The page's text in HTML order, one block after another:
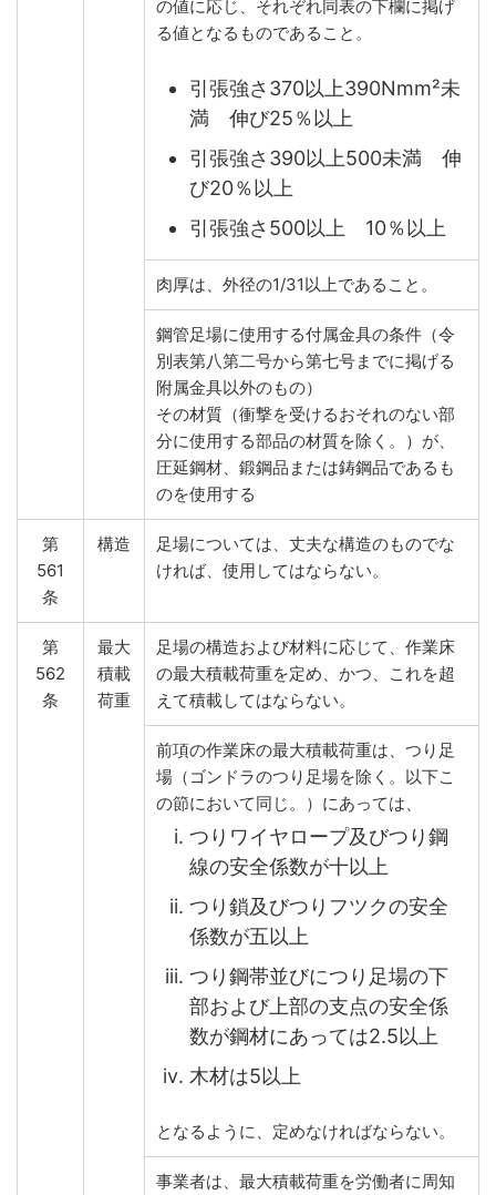
の値に応じ、それぞれ同表の下欄に掲げ
る値となるものであること。
引張強さ370以上390Nmm²未
満 伸び25％以上
引張強さ390以上500未満 伸
び20％以上
引張強さ500以上 10％以上
肉厚は、外径の1/31以上であること。
鋼管足場に使用する付属金具の条件（令
別表第八第二号から第七号までに掲げる
附属金具以外のもの）
その材質（衝撃を受けるおそれのない部
分に使用する部品の材質を除く。）が、
圧延鋼材、鍛鋼品または鋳鋼品であるも
のを使用する
第
561
条
構造
足場については、丈夫な構造のものでな
ければ、使用してはならない。
第
562
条
最大
積載
荷重
足場の構造および材料に応じて、作業床
の最大積載荷重を定め、かつ、これを超
えて積載してはならない。
前項の作業床の最大積載荷重は、つり足
場（ゴンドラのつり足場を除く。以下こ
の節において同じ。）にあっては、
つりワイヤロープ及びつり鋼
線の安全係数が十以上
つり鎖及びつりフツクの安全
係数が五以上
つり鋼帯並びにつり足場の下
部および上部の支点の安全係
数が鋼材にあっては2.5以上
木材は5以上
となるように、定めなければならない。
事業者は、最大積載荷重を労働者に周知